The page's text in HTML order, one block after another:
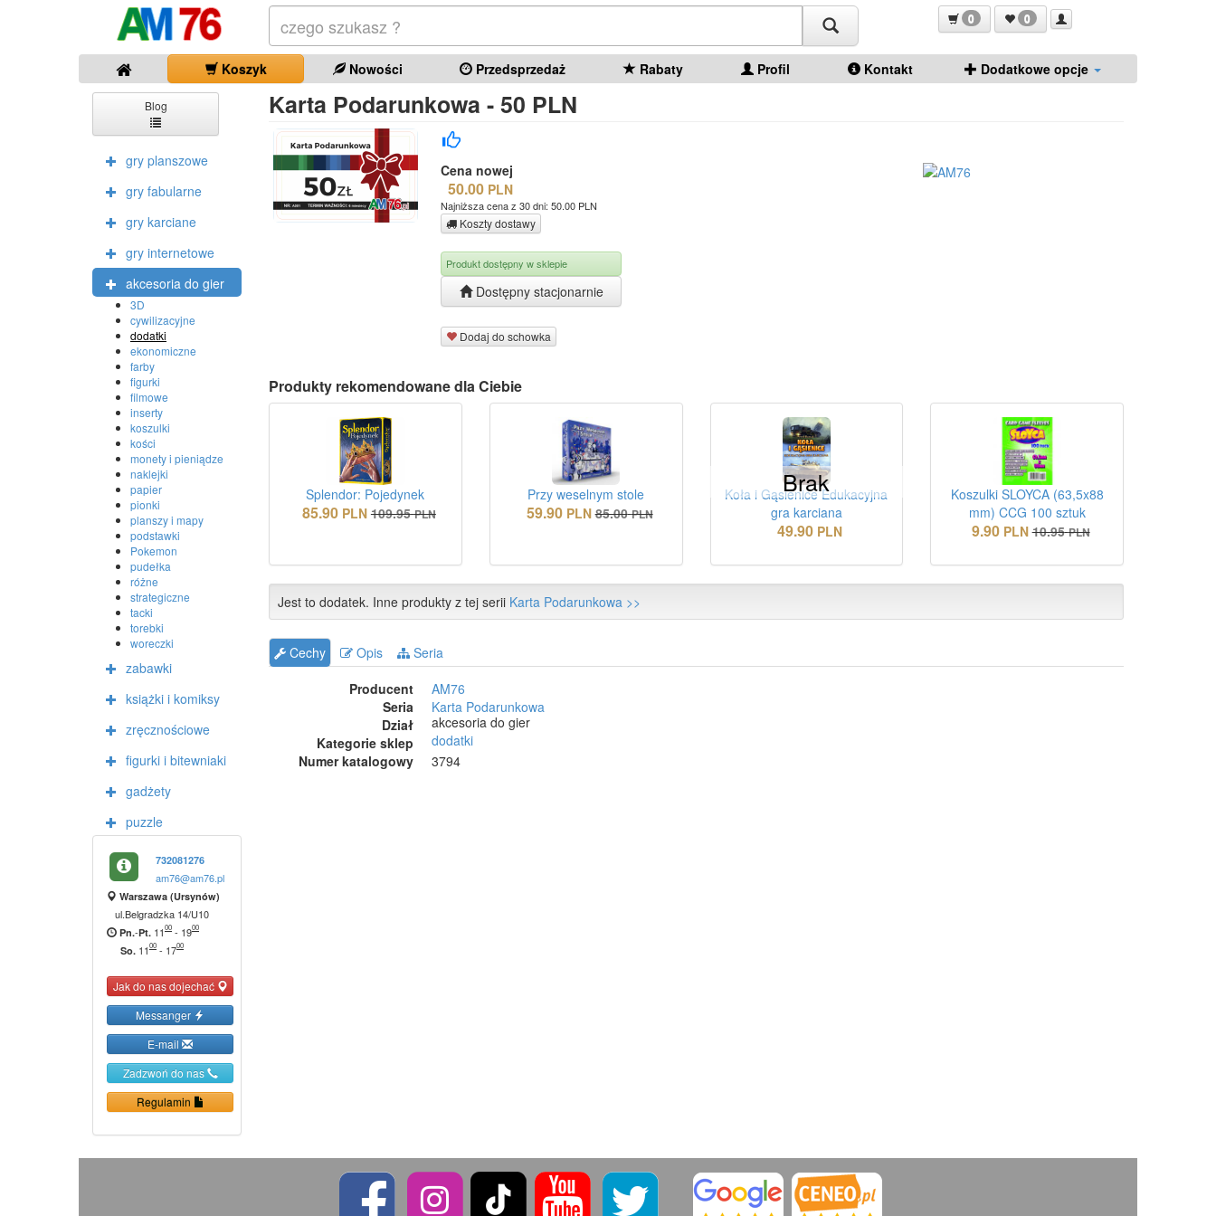
0 0
Koszyk Nowości Przedsprzedaż Rabaty Profil Kontakt Dodatkowe opcje
Blog
gry planszowe
gry fabularne
gry karciane
gry internetowe
akcesoria do gier
3D
cywilizacyjne
dodatki
ekonomiczne
farby
figurki
filmowe
inserty
koszulki
kości
monety i pieniądze
naklejki
papier
pionki
planszy i mapy
podstawki
Pokemon
pudełka
różne
strategiczne
tacki
torebki
woreczki
zabawki
książki i komiksy
zręcznościowe
figurki i bitewniaki
gadżety
puzzle
732081276
am76@am76.pl
Warszawa (Ursynów)
ul.Belgradzka 14/U10
Pn.-Pt. 1100 - 1900
So. 1100 - 1700
Jak do nas dojechać
Messanger
E-mail
Zadzwoń do nas
Regulamin
Karta Podarunkowa - 50 PLN
Cena nowej
50.00 PLN
Najniższa cena z 30 dni: 50.00 PLN
Koszty dostawy
Produkt dostępny w sklepie
Dostępny stacjonarnie
Dodaj do schowka
Produkty rekomendowane dla Ciebie
Splendor: Pojedynek
85.90 PLN 109.95 PLN
Przy weselnym stole
59.90 PLN 85.00 PLN
Brak
Koła i Gąsienice Edukacyjna
gra karciana
49.90 PLN
Koszulki SLOYCA (63,5x88
mm) CCG 100 sztuk
9.90 PLN 10.95 PLN
Jest to dodatek. Inne produkty z tej serii Karta Podarunkowa >>
Cechy Opis
Seria
Producent
AM76
Seria
Karta Podarunkowa
Dział
akcesoria do gier
Kategorie sklep
dodatki
Numer katalogowy
3794